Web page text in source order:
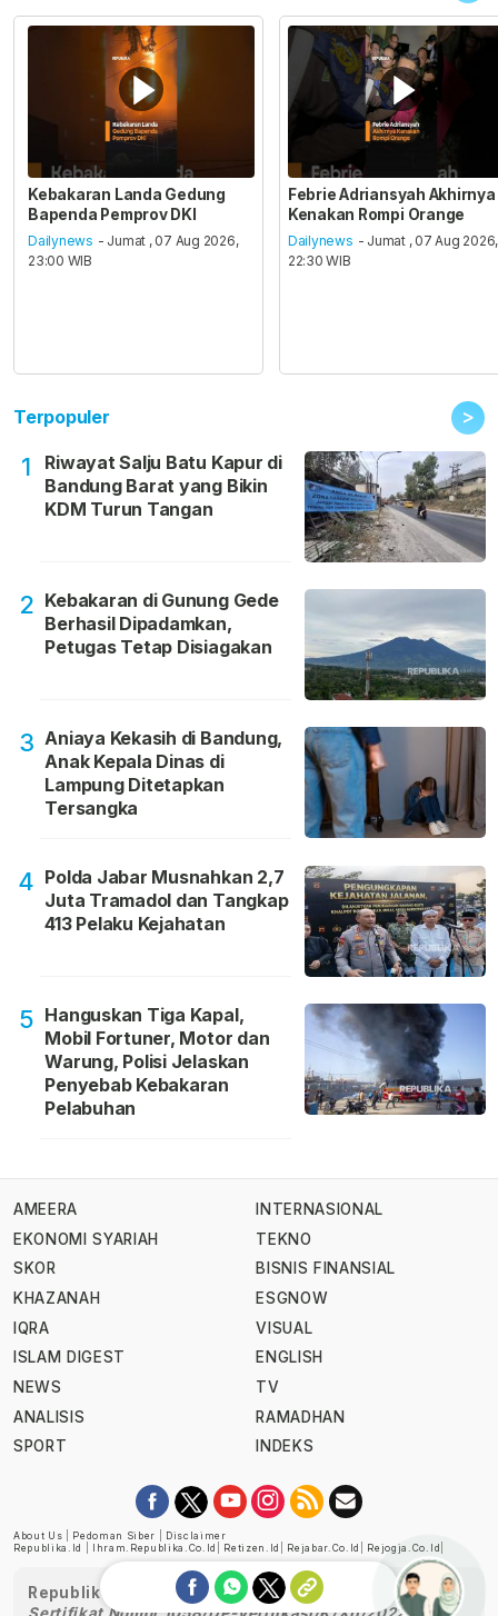
Kebakaran Landa Gedung
Bapenda Pemprov DKI
Dailynews - Jumat , 07 Aug 2026,
23:00 WIB
Febrie Adriansyah Akhirnya
Kenakan Rompi Orange
Dailynews - Jumat , 07 Aug 2026,
22:30 WIB
Terpopuler >
1
Riwayat Salju Batu Kapur di
Bandung Barat yang Bikin
KDM Turun Tangan
2 Kebakaran di Gunung Gede
Berhasil Dipadamkan,
Petugas Tetap Disiagakan
3 Aniaya Kekasih di Bandung,
Anak Kepala Dinas di
Lampung Ditetapkan
Tersangka
4 Polda Jabar Musnahkan 2,7
Juta Tramadol dan Tangkap
413 Pelaku Kejahatan
5 Hanguskan Tiga Kapal,
Mobil Fortuner, Motor dan
Warung, Polisi Jelaskan
Penyebab Kebakaran
Pelabuhan
AMEERA
EKONOMI SYARIAH
SKOR
KHAZANAH
IQRA
ISLAM DIGEST
NEWS
ANALISIS
SPORT
INTERNASIONAL
TEKNO
BISNIS FINANSIAL
ESGNOW
VISUAL
ENGLISH
TV
RAMADHAN
INDEKS
About Us Pedoman Siber
Disclaimer
Republika.id
Ihram.republika.co.id Retizen.id Rejabar.co.id Rejogja.co.id
Republika telah diverifikasi oleh Dewan Pers
Sertifikat Nomor 1058/DP-Verifikasi/K/XII/2022